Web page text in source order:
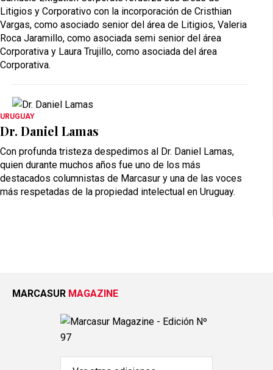
Litigios y Corporativo con la incorporación de Cristhian
Vargas, como asociado senior del área de Litigios, Valeria
Roca Jaramillo, como asociada semi senior del área
Corporativa y Laura Trujillo, como asociada del área
Corporativa.
URUGUAY
Dr. Daniel Lamas
Con profunda tristeza despedimos al Dr. Daniel Lamas,
quien durante muchos años fue uno de los más
destacados columnistas de Marcasur y una de las voces
más respetadas de la propiedad intelectual en Uruguay.
MARCASUR MAGAZINE